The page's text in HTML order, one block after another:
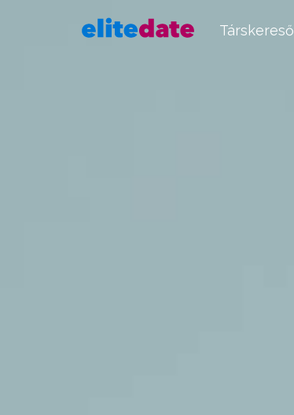
Társkereső